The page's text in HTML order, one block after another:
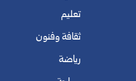
تعليم
ثقافة وفنون
رياضة